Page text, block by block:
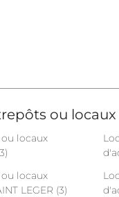
ou
locaux
locaux
LEGER (3)